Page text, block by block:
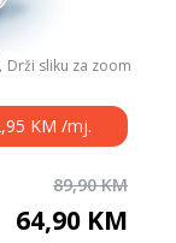
Drži sliku za zoom
KM /mj.
89,90 KM
64,90 KM